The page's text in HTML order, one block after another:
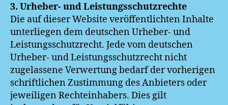
3. Urheber- und Leistungsschutzrechte
Die auf dieser Website veröffentlichten Inhalte
unterliegen dem deutschen Urheber- und
Leistungsschutzrecht. Jede vom deutschen
Urheber- und Leistungsschutzrecht nicht
zugelassene Verwertung bedarf der vorherigen
schriftlichen Zustimmung des Anbieters oder
jeweiligen Rechteinhabers. Dies gilt